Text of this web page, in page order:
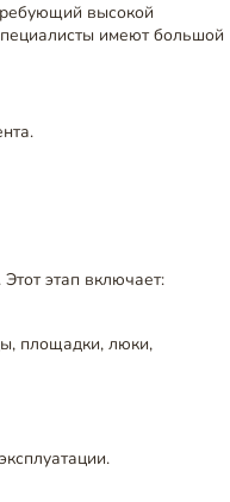
высокой
имеют большой
. Этот этап включает:
площадки, люки,